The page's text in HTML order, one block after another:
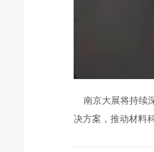
南京大展将持续
决方案，推动材料